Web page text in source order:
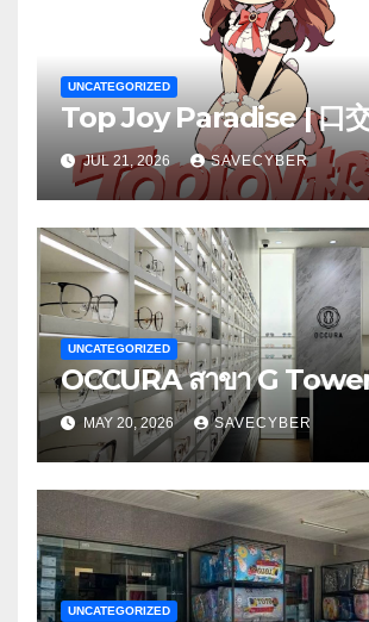
UNCATEGORIZED
Top Joy Paradise | 口
JUL 21, 2026 SAVECYBER
UNCATEGORIZED
OCCURA สาขา G
MAY 20, 2026 SAVECYBER
UNCATEGORIZED